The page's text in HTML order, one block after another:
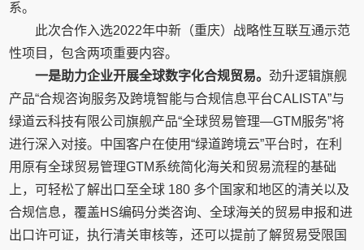
系。
此次合作入选2022年中新（重庆）战略性互联互通示范
性项目，包含两项重要内容。
一是助力企业开展全球数字化合规贸易。 劲升逻辑旗舰
产品“合规咨询服务及跨境智能与合规信息平台CALISTA”与
绿道云科技有限公司旗舰产品“全球贸易管理—GTM服务”将
进行深入对接。中国客户在使用“绿道跨境云”平台时，在利
用原有全球贸易管理GTM系统简化海关和贸易流程的基础
上，可轻松了解出口至全球 180 多个国家和地区的清关以及
合规信息，覆盖HS编码分类咨询、全球海关的贸易申报和进
出口许可证，执行清关审核等，还可以提前了解贸易受限国